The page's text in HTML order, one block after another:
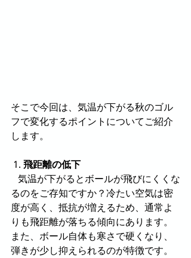
そこで今回は、気温が下がる秋のゴル
フで変化するポイントについてご紹介
します。
1. 飛距離の低下
るのをご存知ですか？冷たい空気は密
度が高く、抵抗が増えるため、通常よ
りも飛距離が落ちる傾向にあります。
また、ボール自体も寒さで硬くなり、
弾きが少し抑えられるのが特徴です。